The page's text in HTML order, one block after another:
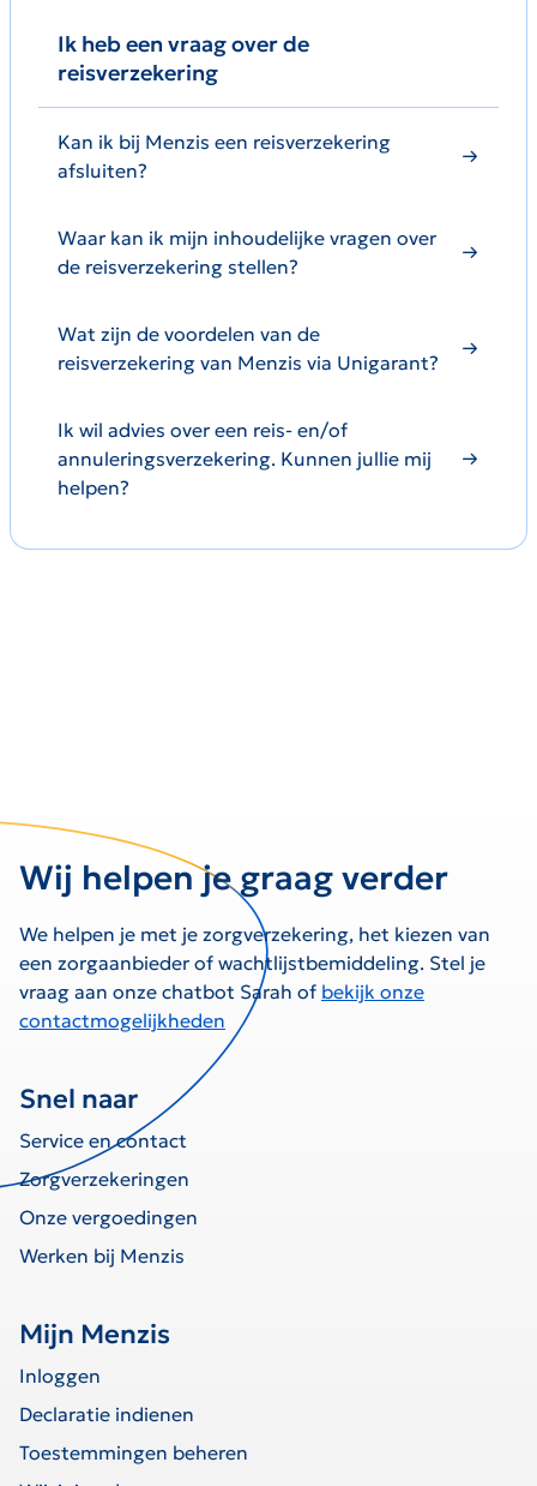
Ik heb een vraag over de
reisverzekering
Kan ik bij Menzis een reisverzekering
afsluiten?
Waar kan ik mijn inhoudelijke vragen over
de reisverzekering stellen?
Wat zijn de voordelen van de
reisverzekering van Menzis via Unigarant?
Ik wil advies over een reis- en/of
annuleringsverzekering. Kunnen jullie mij
helpen?
Wij helpen je graag verder
We helpen je met je zorgverzekering, het kiezen van
een zorgaanbieder of wachtlijstbemiddeling. Stel je
vraag aan onze chatbot Sarah of bekijk onze
contactmogelijkheden
Snel naar
Service en contact
Zorgverzekeringen
Onze vergoedingen
Werken bij Menzis
Mijn Menzis
Inloggen
Declaratie indienen
Toestemmingen beheren